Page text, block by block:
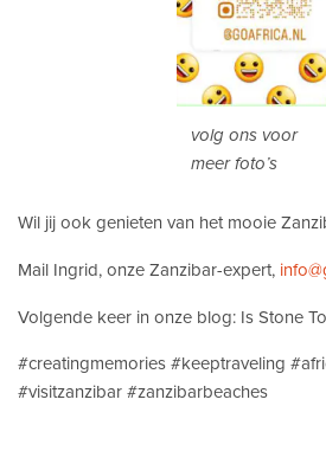
volg ons voor
meer foto’s
Wil jij ook genieten van het mooie
Mail Ingrid, onze Zanzibar-expert,
Volgende keer in onze blog: Is Stone
#creatingmemories #keeptraveling
#visitzanzibar #zanzibarbeaches